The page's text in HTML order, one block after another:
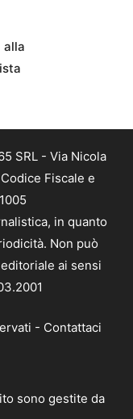
alla
SRL - Via Nicola
Fiscale e
in quanto
Non può
ai sensi
- Contattaci
sono gestite da